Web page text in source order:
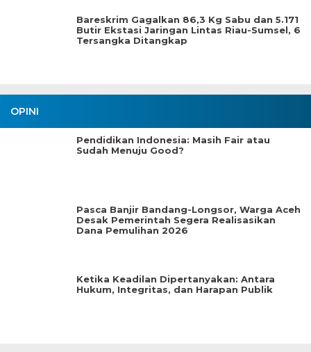
Bareskrim Gagalkan 86,3 Kg Sabu dan 5.171
Butir Ekstasi Jaringan Lintas Riau-Sumsel, 6
Tersangka Ditangkap
OPINI
Pendidikan Indonesia: Masih Fair atau
Sudah Menuju Good?
Pasca Banjir Bandang-Longsor, Warga Aceh
Desak Pemerintah Segera Realisasikan
Dana Pemulihan 2026
Ketika Keadilan Dipertanyakan: Antara
Hukum, Integritas, dan Harapan Publik